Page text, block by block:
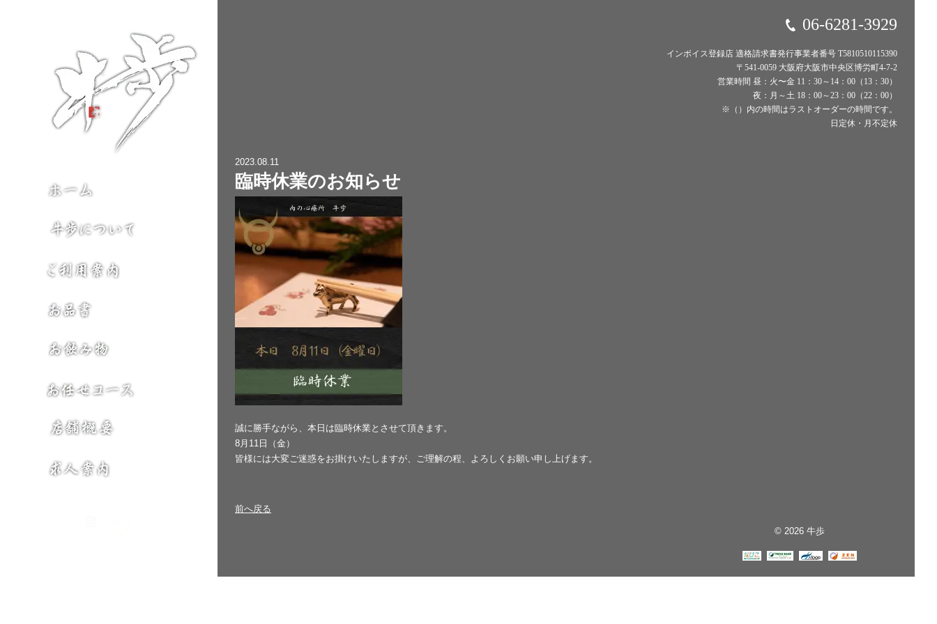
店舗概要
求人案内
06-6281-3929
インボイス登録店 適格請求書発行事業者番号 T5810510115390
〒541-0059 大阪府大阪市中央区博労町4-7-2
営業時間 昼：火〜金 11：30～14：00（13：30）
夜：月～土 18：00～23：00（22：00）
※（）内の時間はラストオーダーの時間です。
日定休・月不定休
2023.08.11
臨時休業のお知らせ
誠に勝手ながら、本日は臨時休業とさせて頂きます。
8月11日（金）
皆様には大変ご迷惑をお掛けいたしますが、ご理解の程、 よろしくお願い申し上げます。
前へ戻る
© 2026 牛歩